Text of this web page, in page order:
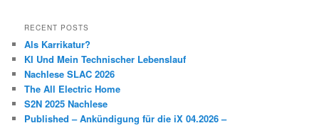
RECENT POSTS
Als Karrikatur?
KI Und Mein Technischer Lebenslauf
Nachlese SLAC 2026
The All Electric Home
S2N 2025 Nachlese
Published – Ankündigung für die iX 04.2026 –